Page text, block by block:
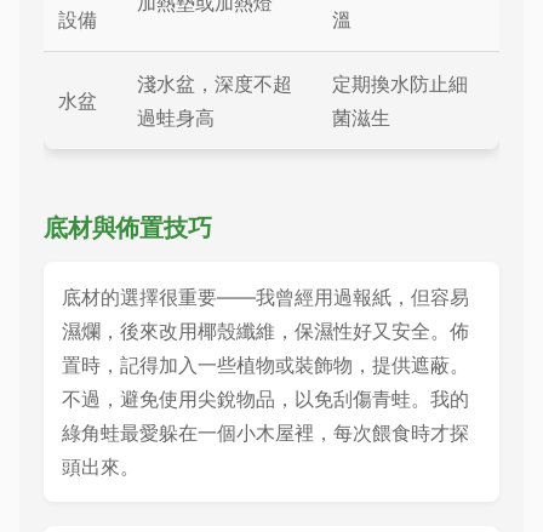
設備 溫
水盆
淺水盆，深度不超
過蛙身高
定期換水防止細
菌滋生
底材與佈置技巧
底材的選擇很重要——我曾經用過報紙，但容易
濕爛，後來改用椰殼纖維，保濕性好又安全。佈
置時，記得加入一些植物或裝飾物，提供遮蔽。
不過，避免使用尖銳物品，以免刮傷青蛙。我的
綠角蛙最愛躲在一個小木屋裡，每次餵食時才探
頭出來。